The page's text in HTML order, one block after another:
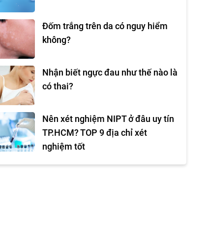
Đốm trắng trên da có nguy hiểm
không?
Nhận biết ngực đau như thế nào là
có thai?
Nên xét nghiệm NIPT ở đâu uy tín
TP.HCM? TOP 9 địa chỉ xét
nghiệm tốt